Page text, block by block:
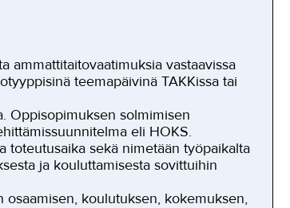
ammattitaitovaatimuksia vastaavissa
teemapäivinä TAKKissa tai
Oppisopimuksen solmimisen
eli HOKS.
toteutusaika sekä nimetään työpaikalta
ja kouluttamisesta sovittuihin
koulutuksen, kokemuksen,